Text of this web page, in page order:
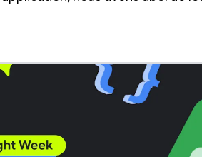
une application